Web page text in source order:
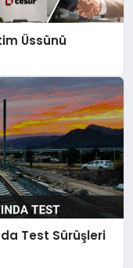
Üssünü
Test Sürüşleri